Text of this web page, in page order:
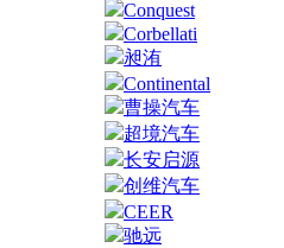
Conquest
Corbellati
昶洧
Continental
曹操汽车
超境汽车
长安启源
创维汽车
CEER
驰远